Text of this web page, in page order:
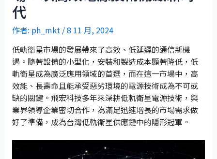
代
作者: ph_mkt /8 11 月, 2024
低軌衛星市場的發展帶來了高效、低延遲的通信新機
遇。隨著設備的小型化，安裝和製造成本顯著降低，低
軌衛星成為廣泛應用領域的首選，而在這一市場中，高
效能、長壽命且能承受惡劣環境的電源技術成為不可或
缺的關鍵。飛宏科技多年來深耕低軌衛星電源技術，與
業界領導企業密切合作，為滿足迅速增長的市場需求做
好了準備，成為台灣低軌衛星供應鏈中的隱形冠軍。